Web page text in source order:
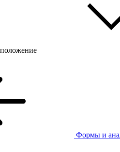
Формы и